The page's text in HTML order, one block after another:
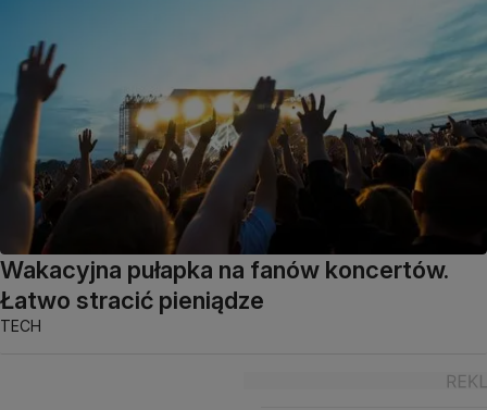
Wakacyjna pułapka na fanów koncertów.
Łatwo stracić pieniądze
TECH